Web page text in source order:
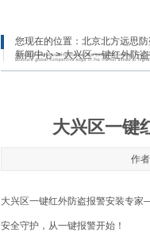
您现在的位置： 北京北方远思
新闻中心> 大兴区一键红外防
大兴区一键
作
大兴区一键红外防盗报警安装专
安全守护，从一键报警开始！